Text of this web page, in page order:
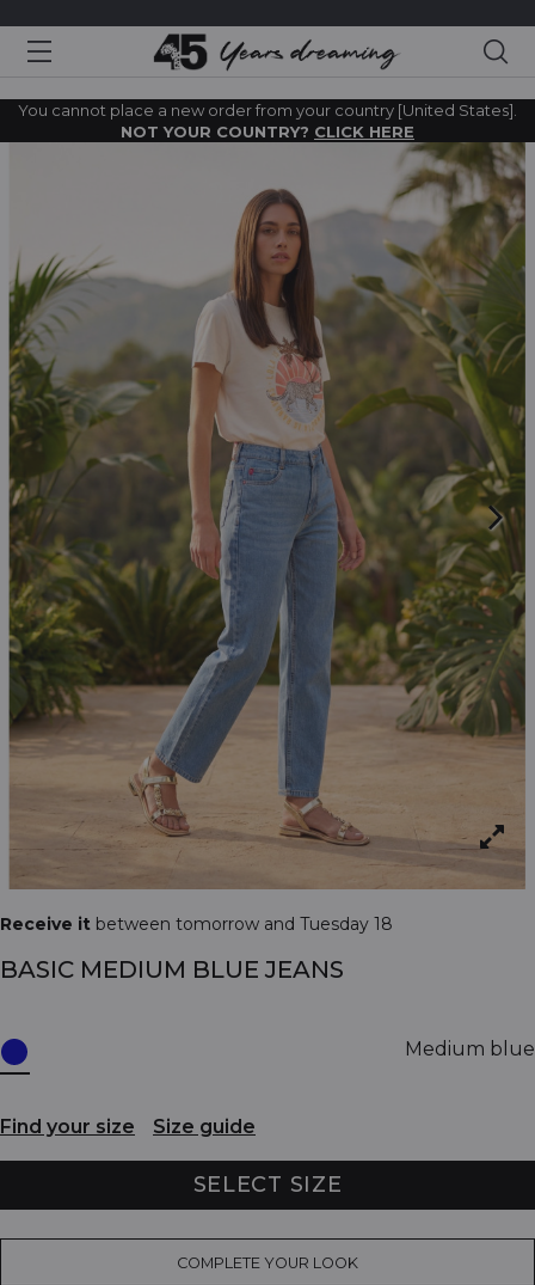
You cannot place a new order from your country [United States].
NOT YOUR COUNTRY? CLICK HERE
Receive it between tomorrow and Tuesday 18
BASIC MEDIUM BLUE JEANS
Medium blue
Find your size Size guide
SELECT SIZE
COMPLETE YOUR LOOK